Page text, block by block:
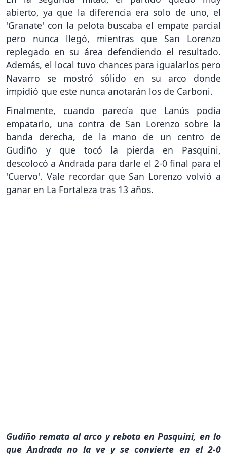
abierto, ya que la diferencia era solo de uno, el
'Granate' con la pelota buscaba el empate parcial
pero nunca llegó, mientras que San Lorenzo
replegado en su área defendiendo el resultado.
Además, el local tuvo chances para igualarlos pero
Navarro se mostró sólido en su arco donde
impidió que este nunca anotarán los de Carboni.
Finalmente, cuando parecía que Lanús podía
empatarlo, una contra de San Lorenzo sobre la
banda derecha, de la mano de un centro de
Gudiño y que tocó la pierda en Pasquini,
descolocó a Andrada para darle el 2-0 final para el
'Cuervo'. Vale recordar que San Lorenzo volvió a
ganar en La Fortaleza tras 13 años.
Gudiño remata al arco y rebota en Pasquini, en lo
que Andrada no la ve y se convierte en el 2-0